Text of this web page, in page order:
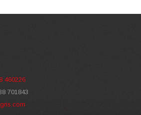
460226
701843